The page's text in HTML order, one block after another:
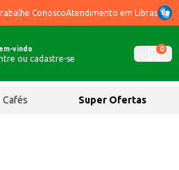
ConoscoAtendimento em Libras
vindo
ou cadastre-se
0
Cafés Super Ofertas